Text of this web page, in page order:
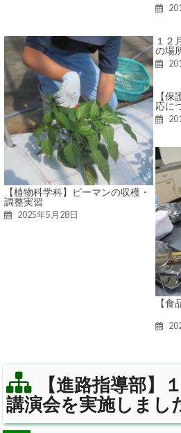
【植物科学科】ピーマンの収穫・
調整実習
2025年5月28日
１２
の場
【
応に
【
【進路指導部】
講演会を実施しまし